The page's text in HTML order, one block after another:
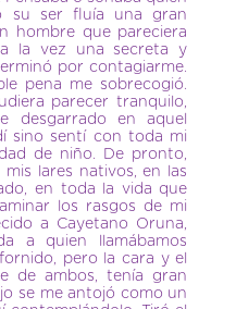
su ser fluía una gran
hombre que pareciera
la vez una secreta y
por contagiarme.
pena me sobrecogió.
parecer tranquilo,
desgarrado en aquel
sino sentí con toda mi
de niño. De pronto,
lares nativos, en las
en toda la vida que
los rasgos de mi
a Cayetano Oruna,
a quien llamábamos
pero la cara y el
de ambos, tenía gran
se me antojó como un